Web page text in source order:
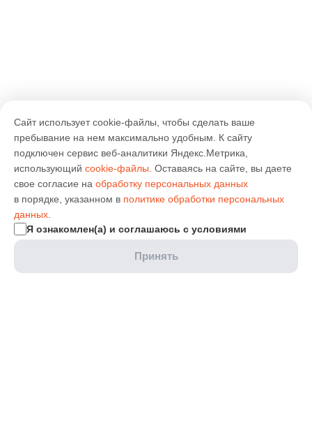
Сайт использует cookie-файлы, чтобы сделать ваше
пребывание на нем максимально удобным. К cайту
подключен сервис веб-аналитики Яндекс.Метрика,
использующий cookie-файлы . Оставаясь на сайте, вы даете
свое согласие на обработку персональных данных
в порядке, указанном в политике обработки персональных
данных
Я ознакомлен(а) и соглашаюсь с условиями
Принять